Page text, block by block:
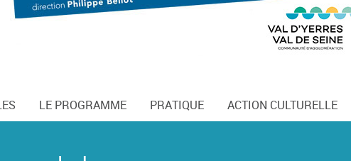
LE PROGRAMME PRATIQUE ACTION CULTURELLE